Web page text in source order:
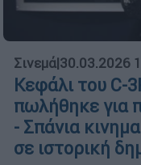
Σινεμά|30.03.2026
Κεφάλι του C-
πωλήθηκε για
- Σπάνια
σε ιστορική